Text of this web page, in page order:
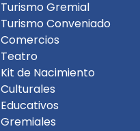
Turismo Gremial
Turismo Conveniado
Comercios
Teatro
Kit de Nacimiento
Culturales
Educativos
Gremiales